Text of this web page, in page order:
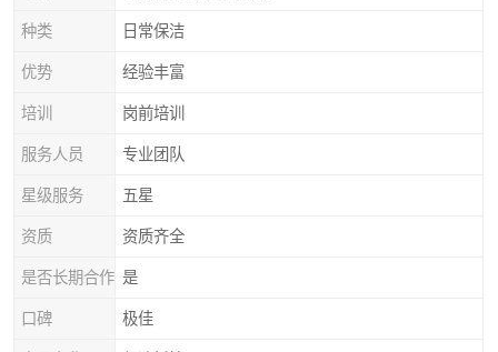
种类 日常保洁
优势 经验丰富
培训 岗前培训
服务人员 专业团队
星级服务 五星
资质 资质齐全
是否长期合作 是
口碑 极佳